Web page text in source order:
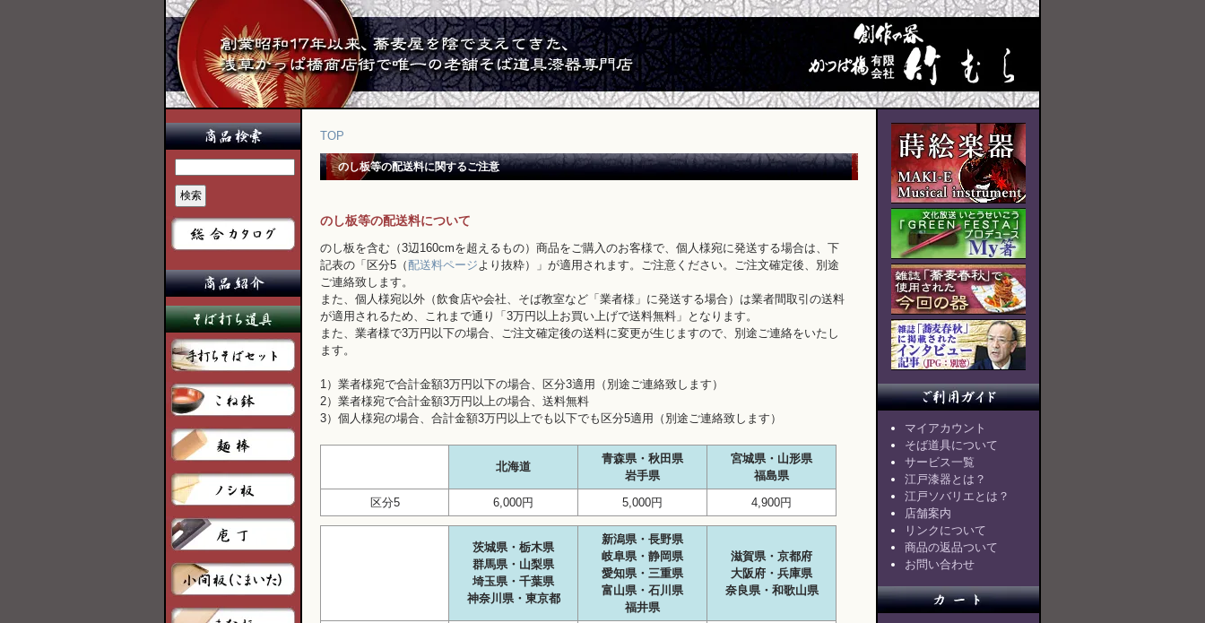
TOP
のし板等の配送料に関するご注意
のし板等の配送料について
のし板を含む（3辺160cmを超えるもの）商品をご購入のお客様で、個人様宛に発送する場合は、下
記表の「区分5（配送料ページより抜粋）」が適用されます。ご注意ください。ご注文確定後、別途
ご連絡致します。
また、個人様宛以外（飲食店や会社、そば教室など「業者様」に発送する場合）は業者間取引の送料
が適用されるため、これまで通り「3万円以上お買い上げで送料無料」となります。
また、業者様で3万円以下の場合、ご注文確定後の送料に変更が生じますので、別途ご連絡をいたし
ます。
1）業者様宛で合計金額3万円以下の場合、区分3適用（別途ご連絡致します）
2）業者様宛で合計金額3万円以上の場合、送料無料
3）個人様宛の場合、合計金額3万円以上でも以下でも区分5適用（別途ご連絡致します）
北海道
青森県・秋田県
岩手県
宮城県・山形県
福島県
区分5
6,000円 5,000円 4,900円
茨城県・栃木県
群馬県・山梨県
埼玉県・千葉県
神奈川県・東京都
新潟県・長野県
岐阜県・静岡県
愛知県・三重県
富山県・石川県
福井県
滋賀県・京都府
大阪府・兵庫県
奈良県・和歌山県
マイアカウント
そば道具について
サービス一覧
江戸漆器とは？
江戸ソバリエとは？
店舗案内
リンクについて
商品の返品ついて
お問い合わせ